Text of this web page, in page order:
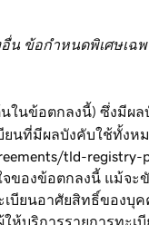
น ข้อกำหนดพิเศษเฉ
นข้อตกลงนี้) ซึ่งมีผ
นที่มีผลบังคับใช้ทั้ง
tld-registry-
ของข้อตกลงนี้ แม้จ
บียนอาศัยสิทธิ์ของบุ
ห้บริการรายการทะ